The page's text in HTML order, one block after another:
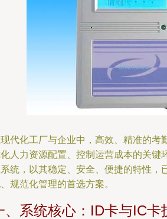
代化工厂与企业中，高效、精准的考
人力资源配置、控制运营成本的关键
统，以其稳定、安全、便捷的特性，
规范化管理的首选方案。
、系统核心：ID卡与IC卡